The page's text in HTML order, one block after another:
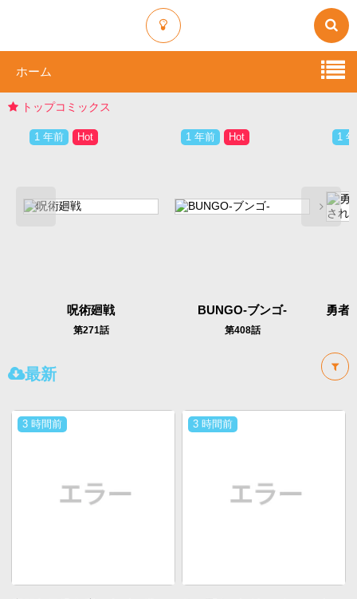
ホーム
トップコミックス
1 年前 Hot
呪術廻戦
第271話
1 年前 Hot
BUNGO-ブンゴ-
第408話
1 年
最新
3 時間前 3 時間前